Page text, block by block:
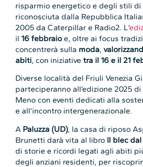
risparmio energetico e degli stili
riconosciuta dalla Repubblica
2005 da Caterpillar e Radio2. L’
il16 febbraioe, oltre ai focus
concentrerà sulla moda,
abiti, con iniziativetra il 16 e il 21
Diverse località del Friuli Venezia
parteciperanno all’edizione 2025 di
Meno con eventi dedicati alla
e all’incontro intergenerazionale.
A Paluzza (UD), la casa di riposo
Brunetti darà vita al libro Il blec
di storie e ricordi legati agli abiti
degli anziani residenti, per